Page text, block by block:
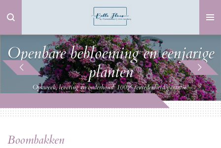
direct
hoofdinhoud
Openbare bebloeming en eenjarige
planten
Opkweek, levering en onderhoud. 100% tevredenheid garantie!
Boombakken